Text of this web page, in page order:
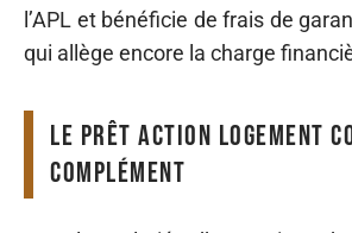
l’APL et bénéficie de frais de
qui allège encore la charge
Le prêt Action Logement
complément